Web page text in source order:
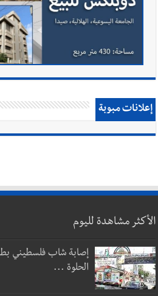
إعلانات مبوبة
الأكثر مشاهدة لليوم
إصابة شاب فلسطيني
الحلوة ...